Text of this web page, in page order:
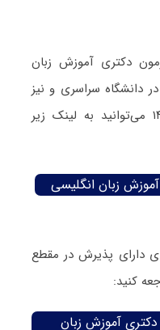
دکتری آموزش زبان
دانشگاه سراسری و نیز
دانشگاه آزاد اسلامی در سال ۱۴۰۴ می‌توانید به لینک زیر
زبان انگلیسی
دارای پذیرش در مقطع
کنید:
آموزش زبان